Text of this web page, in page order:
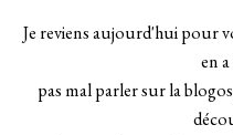
Je reviens aujourd'hui pour
en
pas mal parler sur la